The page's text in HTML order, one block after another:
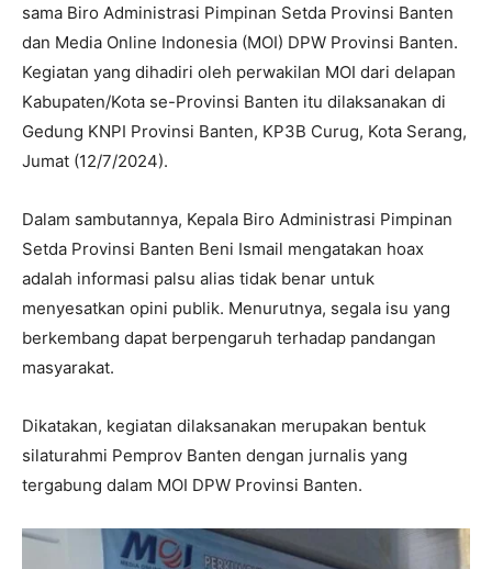
sama Biro Administrasi Pimpinan Setda Provinsi Banten
dan Media Online Indonesia (MOI) DPW Provinsi Banten.
Kegiatan yang dihadiri oleh perwakilan MOI dari delapan
Kabupaten/Kota se-Provinsi Banten itu dilaksanakan di
Gedung KNPI Provinsi Banten, KP3B Curug, Kota Serang,
Jumat (12/7/2024).
Dalam sambutannya, Kepala Biro Administrasi Pimpinan
Setda Provinsi Banten Beni Ismail mengatakan hoax
adalah informasi palsu alias tidak benar untuk
menyesatkan opini publik. Menurutnya, segala isu yang
berkembang dapat berpengaruh terhadap pandangan
masyarakat.
Dikatakan, kegiatan dilaksanakan merupakan bentuk
silaturahmi Pemprov Banten dengan jurnalis yang
tergabung dalam MOI DPW Provinsi Banten.